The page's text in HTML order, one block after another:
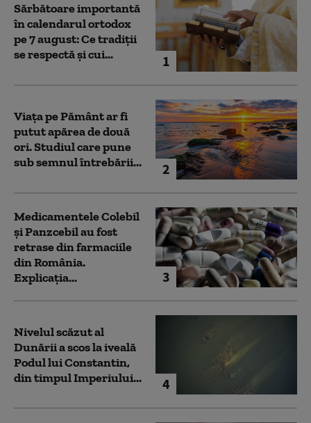
1
Sărbătoare importantă
în calendarul ortodox
pe 7 august: Ce tradiții
se respectă și cui...
2
Viața pe Pământ ar fi
putut apărea de două
ori. Studiul care pune
sub semnul întrebării...
3
Medicamentele Colebil
și Panzcebil au fost
retrase din farmaciile
din România.
Explicația...
4
Nivelul scăzut al
Dunării a scos la iveală
Podul lui Constantin,
din timpul Imperiului...